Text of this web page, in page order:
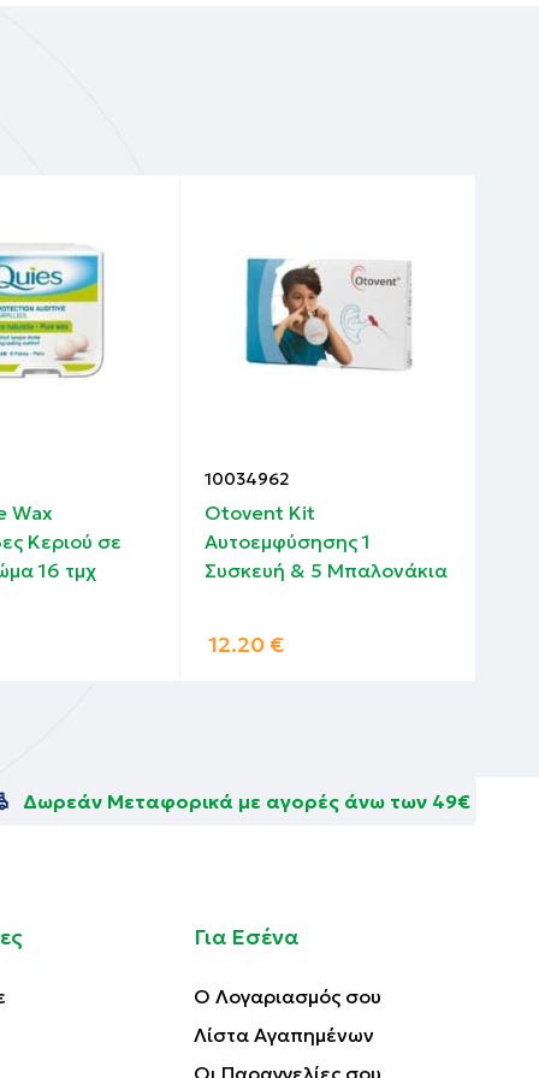
Wax
Κεριού σε
16 τμχ
10034962
Otovent Kit
Αυτοεμφύσησης 1
Συσκευή & 5 Μπαλονάκια
12.20 €
Δωρεάν Μεταφορικά με αγορές άνω των 49€
Για Εσένα
Ο Λογαριασμός σου
Λίστα Αγαπημένων
Οι Παραγγελίες σου